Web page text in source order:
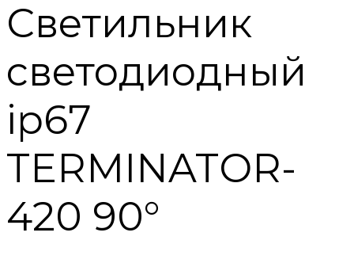
Светильник
светодиодный
ip67
TERMINATOR-
420 90°